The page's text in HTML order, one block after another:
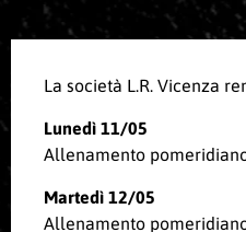
La società L.R. Vicenza
Lunedì 11/05
Allenamento
Martedì 12/05
Allenamento